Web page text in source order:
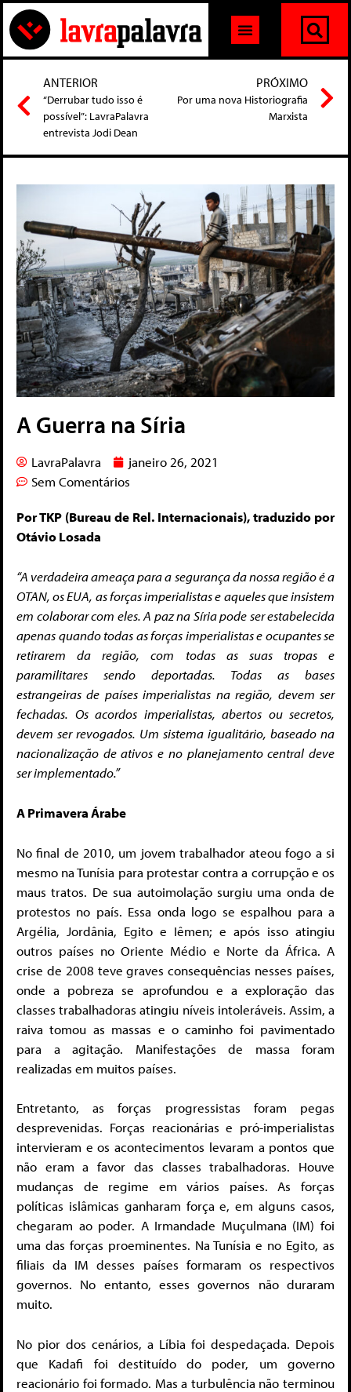
ANTERIOR
“Derrubar tudo isso é
possível”: LavraPalavra
entrevista Jodi Dean
PRÓXIMO
Por uma nova Historiografia
Marxista
A Guerra na Síria
LavraPalavra
janeiro 26, 2021
Sem Comentários
Por TKP (Bureau de Rel. Internacionais), traduzido por
Otávio Losada
“A verdadeira ameaça para a segurança da nossa região é a
OTAN, os EUA, as forças imperialistas e aqueles que insistem
em colaborar com eles. A paz na Síria pode ser estabelecida
apenas quando todas as forças imperialistas e ocupantes se
retirarem da região, com todas as suas tropas e
paramilitares sendo deportadas. Todas as bases
estrangeiras de países imperialistas na região, devem ser
fechadas. Os acordos imperialistas, abertos ou secretos,
devem ser revogados. Um sistema igualitário, baseado na
nacionalização de ativos e no planejamento central deve
ser implementado.”
A Primavera Árabe
No final de 2010, um jovem trabalhador ateou fogo a si
mesmo na Tunísia para protestar contra a corrupção e os
maus tratos. De sua autoimolação surgiu uma onda de
protestos no país. Essa onda logo se espalhou para a
Argélia, Jordânia, Egito e Iêmen; e após isso atingiu
outros países no Oriente Médio e Norte da África. A
crise de 2008 teve graves consequências nesses países,
onde a pobreza se aprofundou e a exploração das
classes trabalhadoras atingiu níveis intoleráveis. Assim, a
raiva tomou as massas e o caminho foi pavimentado
para a agitação. Manifestações de massa foram
realizadas em muitos países.
Entretanto, as forças progressistas foram pegas
desprevenidas. Forças reacionárias e pró-imperialistas
intervieram e os acontecimentos levaram a pontos que
não eram a favor das classes trabalhadoras. Houve
mudanças de regime em vários países. As forças
políticas islâmicas ganharam força e, em alguns casos,
chegaram ao poder. A Irmandade Muçulmana (IM) foi
uma das forças proeminentes. Na Tunísia e no Egito, as
filiais da IM desses países formaram os respectivos
governos. No entanto, esses governos não duraram
muito.
No pior dos cenários, a Líbia foi despedaçada. Depois
que Kadafi foi destituído do poder, um governo
reacionário foi formado. Mas a turbulência não terminou